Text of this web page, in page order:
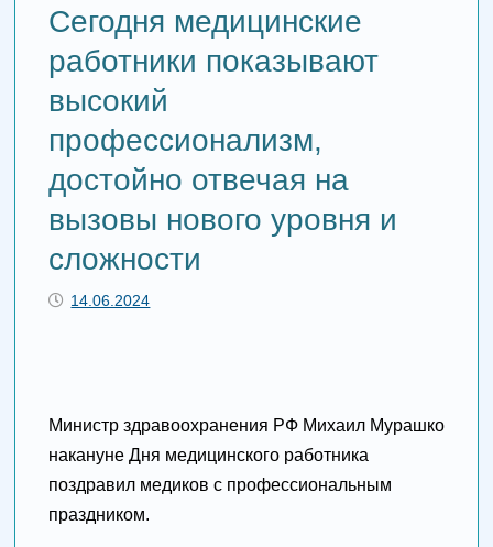
Сегодня медицинские
работники показывают
высокий
профессионализм,
достойно отвечая на
вызовы нового уровня и
сложности
14.06.2024
Министр здравоохранения РФ Михаил Мурашко
накануне Дня медицинского работника
поздравил медиков с профессиональным
праздником.